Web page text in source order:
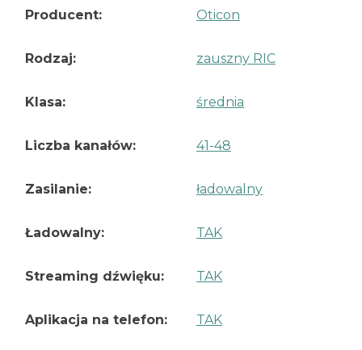
Producent: Oticon
Rodzaj: zauszny RIC
Klasa: średnia
Liczba kanałów: 41-48
Zasilanie: ładowalny
Ładowalny: TAK
Streaming dźwięku: TAK
Aplikacja na telefon: TAK